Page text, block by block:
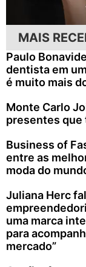
MAIS
Paulo
dentista em
é muito mais
Monte Carlo
presentes que
Business of
entre as
moda do
Juliana Herc
uma marca
para
mercado”